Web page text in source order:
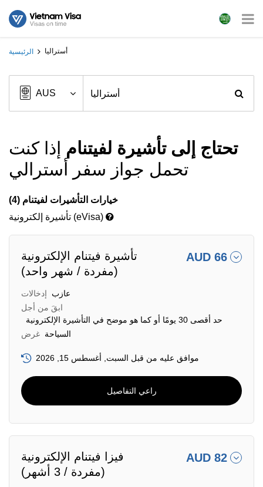
الرئيسية أستراليا
تحتاج إلى تأشيرة لفيتنام إذا كنت
تحمل جواز سفر أسترالي
خيارات التأشيرات لفيتنام (4)
تأشيرة إلكترونية (eVisa)
تأشيرة فيتنام الإلكترونية
(مفردة / شهر واحد)
AUD 66
إدخالات
عازب
ابقَ من أجل
حد أقصى 30 يومًا أو كما هو موضح في التأشيرة الإلكترونية
غرض السياحة
موافق عليه من قبل السبت, أغسطس 15, 2026
راعي التفاصيل
فيزا فيتنام الإلكترونية
(مفردة / 3 أشهر)
AUD 82